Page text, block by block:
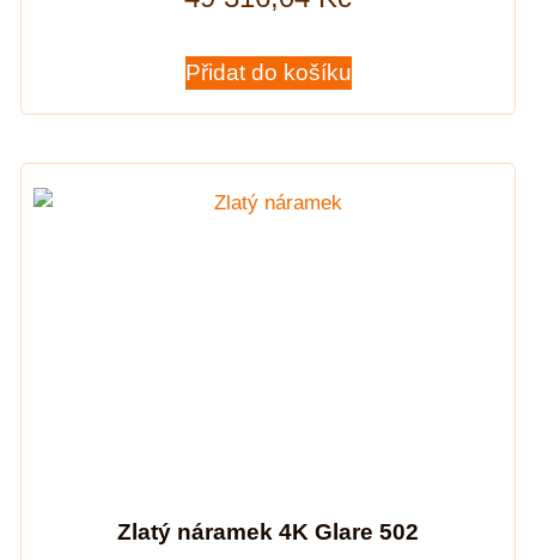
Přidat do košíku
Zlatý náramek 4K Glare 502